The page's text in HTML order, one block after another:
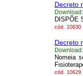
Decreto
Download:
DISPÕE
cód. 10630
Decreto
Download:
Nomeia
cód. 10629